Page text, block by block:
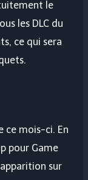
le
les DLC du
ce qui sera
ce mois-ci. En
pour Game
sur